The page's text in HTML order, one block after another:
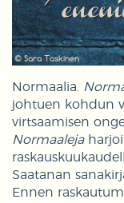
Normaalia.
johtuen kohdun
virtsaamisen
Normaaleja
Saatanan
Ennen